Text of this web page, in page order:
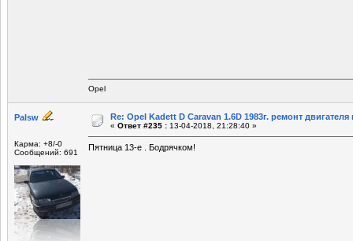
Opel
Palsw
Карма: +8/-0
Сообщений: 691
Re: Opel Kadett D Caravan 1.6D 1983г. ремонт двигателя
« Ответ #235 : 13-04-2018, 21:28:40 »
Пятница 13-е . Бодрячком!